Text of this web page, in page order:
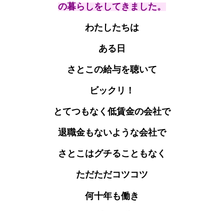
の暮らしをしてきました。
わたしたちは
ある日
さとこの給与を聴いて
ビックリ！
とてつもなく低賃金の会社で
退職金もないような会社で
さとこはグチることもなく
ただただコツコツ
何十年も働き